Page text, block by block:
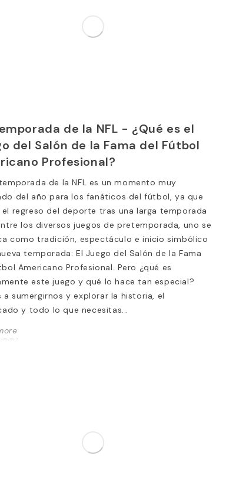
fue el primer
de la
de la NFL en el
de Fútbol Americano
¿Qué
fútbol
novato en
de la NFL - ¿Qué es el
del Salón de la Fama del Fútbol
Profesional?
de la NFL es un momento muy
del año para los fanáticos del fútbol, ya que
el regreso del deporte tras una larga temporada
los diversos juegos de pretemporada, uno se
como tradición, espectáculo e inicio simbólico
temporada: El Juego del Salón de la Fama
Americano Profesional. Pero ¿qué es
este juego y qué lo hace tan especial?
a sumergirnos y explorar la historia, el
y todo lo que necesitas...